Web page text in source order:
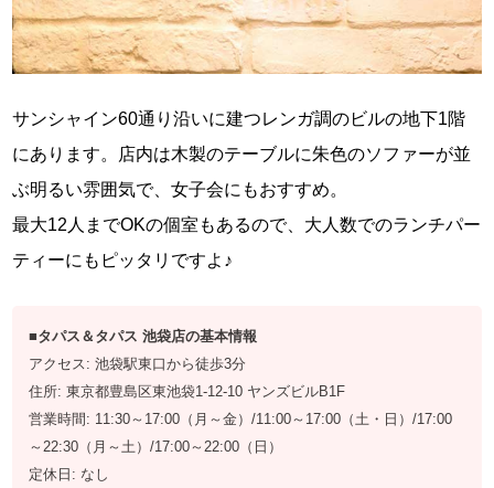
サンシャイン60通り沿いに建つレンガ調のビルの地下1階
にあります。店内は木製のテーブルに朱色のソファーが並
ぶ明るい雰囲気で、女子会にもおすすめ。
最大12人までOKの個室もあるので、大人数でのランチパー
ティーにもピッタリですよ♪
■タパス＆タパス 池袋店の基本情報
アクセス: 池袋駅東口から徒歩3分
住所: 東京都豊島区東池袋1-12-10 ヤンズビルB1F
営業時間: 11:30～17:00（月～金）/11:00～17:00（土・日）/17:00
～22:30（月～土）/17:00～22:00（日）
定休日: なし